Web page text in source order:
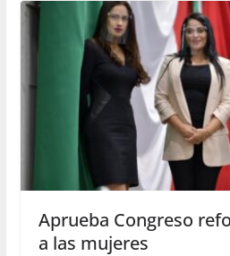
Aprueba Congreso
a las mujeres